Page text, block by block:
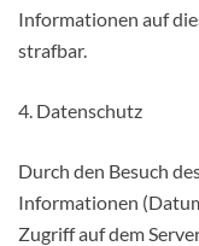
Informationen auf
strafbar.
4. Datenschutz
Durch den Besuch
Informationen
Zugriff auf dem